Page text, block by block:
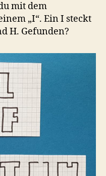
mit dem
„I“. Ein I steckt
H. Gefunden?